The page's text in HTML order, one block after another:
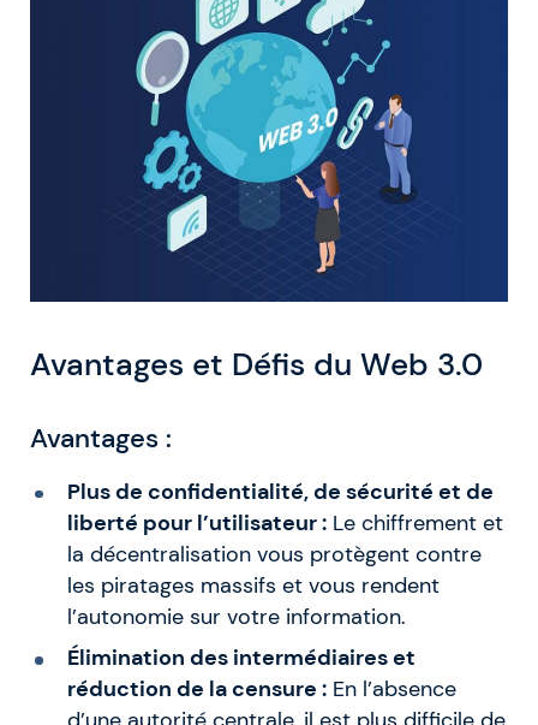
Avantages et Défis du Web 3.0
Avantages :
Plus de confidentialité, de sécurité et de
liberté pour l’utilisateur :Le chiffrement et
la décentralisation vous protègent contre
les piratages massifs et vous rendent
l’autonomie sur votre information.
Élimination des intermédiaires et
réduction de la censure :En l’absence